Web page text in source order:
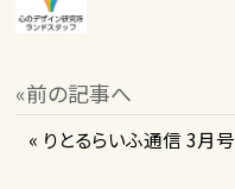
«前の記事へ
« りとるらいふ通信 3月号